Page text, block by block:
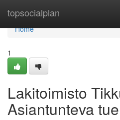
topsocialplan
Home
Home
1
Lakitoimisto
Asiantunteva